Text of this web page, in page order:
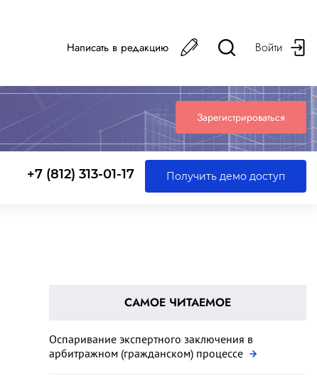
Написать в редакцию Войти
Зарегистрироваться
+7 (812) 313-01-17 Получить демо доступ
САМОЕ ЧИТАЕМОЕ
Оспаривание экспертного заключения в
арбитражном (гражданском) процессе